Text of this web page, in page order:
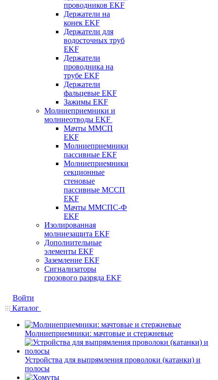
проводников EKF
Держатели на
конек EKF
Держатели для
водосточных труб
EKF
Держатели
проводника на
трубе EKF
Держатели
фальцевые EKF
Зажимы EKF
Молниеприемники и
молниеотводы EKF
Мачты ММСП
EKF
Молниеприемники
пассивные EKF
Молниеприемники
секционные
стеновые
пассивные МССП
EKF
Мачты ММСПС-Ф
EKF
Изолированная
молниезащита EKF
Дополнительные
элементы EKF
Заземление EKF
Сигнализаторы
грозового разряда EKF
Войти
Каталог
Молниеприемники: мачтовые и стержневые
Устройства для выпрямления проволоки (катанки) и
полосы